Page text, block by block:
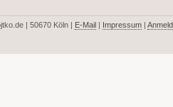
| 50670 Köln | E-Mail | Impressum |